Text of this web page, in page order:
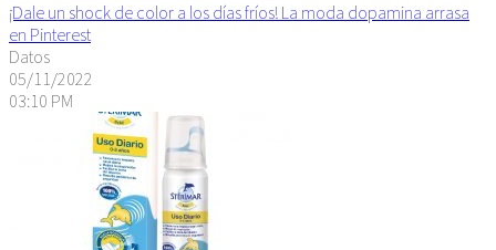
¡Dale un shock de color a los días fríos! La moda dopamina arrasa
en Pinterest
Datos
05/11/2022
03:10 PM